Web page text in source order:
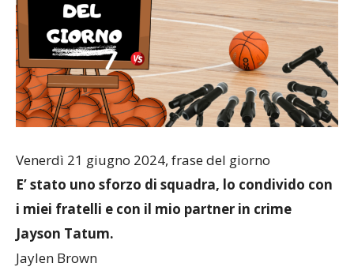
Venerdì 21 giugno 2024, frase del giorno
E’ stato uno sforzo di squadra, lo condivido con
i miei fratelli e con il mio partner in crime
Jayson Tatum.
Jaylen Brown